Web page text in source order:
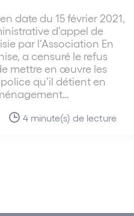
date du 15 février 2021,
d’appel de
par l’Association En
a censuré le refus
mettre en œuvre les
qu’il détient en
4 minute(s) de lecture